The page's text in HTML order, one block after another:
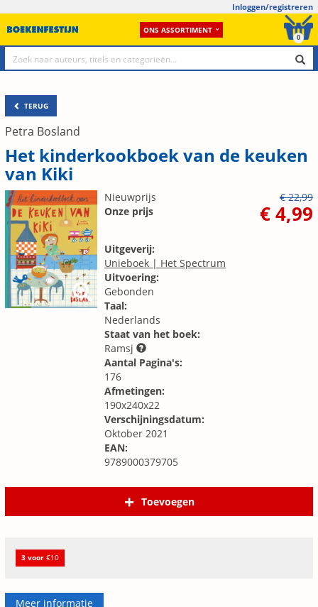
Inloggen/registreren
ONS ASSORTIMENT
0
TERUG
Petra Bosland
Het kinderkookboek van de keuken
van Kiki
Nieuwprijs
€ 22,99
Onze prijs
€ 4,99
Uitgeverij:
Unieboek | Het Spectrum
Uitvoering:
Gebonden
Taal:
Nederlands
Staat van het boek:
Ramsj
Aantal Pagina's:
176
Afmetingen:
190x240x22
Verschijningsdatum:
Oktober 2021
EAN:
9789000379705
Toevoegen
3 voor €10
Meer informatie